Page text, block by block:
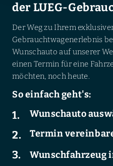
der LUEG-
Der Weg zu Ihrem
Gebrauchtwagenerlebnis
Wunschauto auf unserer
einen Termin für eine
möchten, noch heute.
So einfach geht's:
Wunschauto
Termin
Wunschfahrzeug